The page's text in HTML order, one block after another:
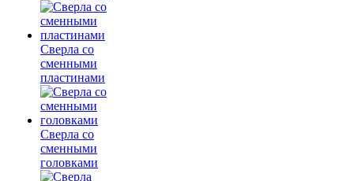
Сверла со
сменными
пластинами
Сверла со
сменными
головками